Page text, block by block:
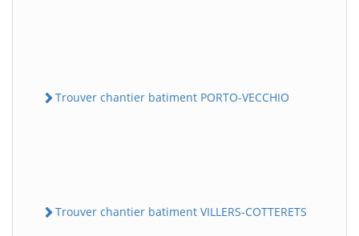
Trouver chantier batiment PORTO-VECCHIO
Trouver chantier batiment VILLERS-COTTERETS